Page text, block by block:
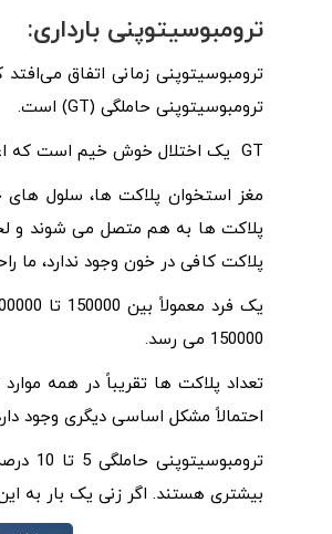
ترومبوسیتوپنی بارداری:
ترومبوسیتوپنی زمانی اتفاق
ترومبوسیتوپنی حاملگی (GT) است.
GT یک اختلال خوش خیم است که اغلب مورد توجه قرار نمی گیرد و اغلب پس از زایمان برطرف می شود.
مغز استخوان پلاکت ها، سلول های
پلاکت ها به هم متصل می شوند و
پلاکت کافی در خون وجود ندارد، ما
150000 می رسد.
احتمالاً مشکل اساسی دیگری وجود
بیشتری هستند. اگر زنی یک بار به این بیماری